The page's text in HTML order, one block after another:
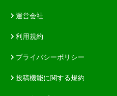
運営会社
利用規約
プライバシーポリシー
投稿機能に関する規約